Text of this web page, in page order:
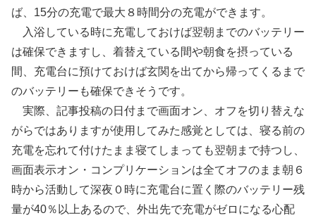
ば、15分の充電で最大８時間分の充電ができます。
入浴している時に充電しておけば翌朝までのバッテリー
は確保できますし、着替えている間や朝食を摂っている
間、充電台に預けておけば玄関を出てから帰ってくるまで
のバッテリーも確保できそうです。
実際、記事投稿の日付まで画面オン、オフを切り替えな
がらではありますが使用してみた感覚としては、寝る前の
充電を忘れて付けたまま寝てしまっても翌朝まで持つし、
画面表示オン・コンプリケーションは全てオフのまま朝６
時から活動して深夜０時に充電台に置く際のバッテリー残
量が40％以上あるので、外出先で充電がゼロになる心配